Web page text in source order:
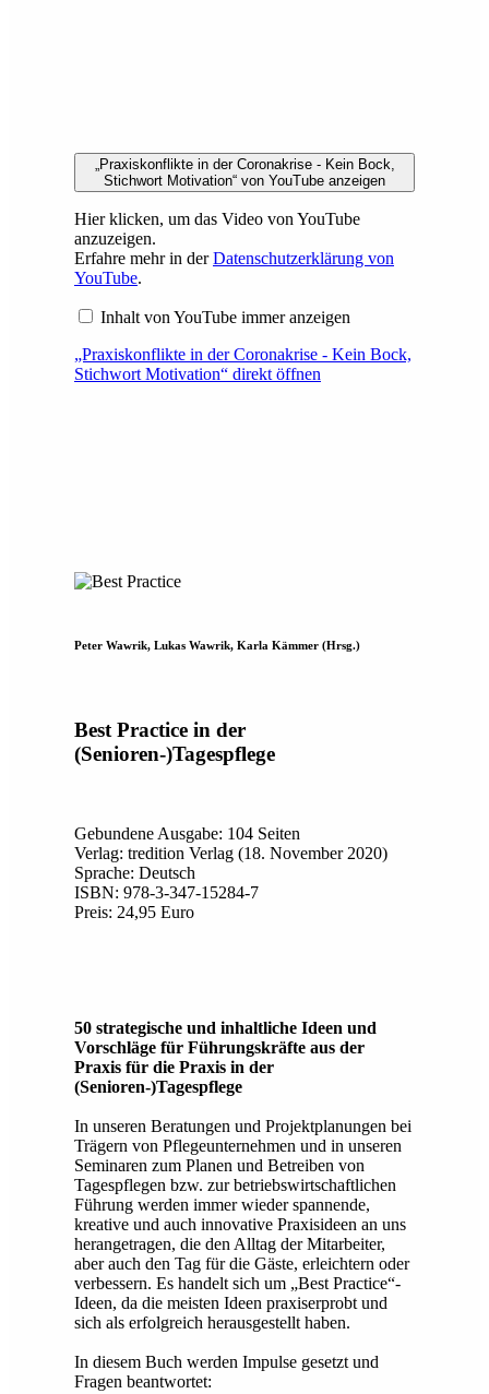
„Praxiskonflikte in der Coronakrise - Kein Bock,
Stichwort Motivation“ von YouTube anzeigen
Hier klicken, um das Video von YouTube
anzuzeigen.
Erfahre mehr in derDatenschutzerklärung von
YouTube.
Inhalt von YouTube immer anzeigen
„Praxiskonflikte in der Coronakrise - Kein Bock,
Stichwort Motivation“ direkt öffnen
Peter Wawrik, Lukas Wawrik, Karla Kämmer (Hrsg.)
Best Practice in der
(Senioren-)Tagespflege
Gebundene Ausgabe: 104 Seiten
Verlag: tredition Verlag (18. November 2020)
Sprache: Deutsch
ISBN: 978-3-347-15284-7
Preis: 24,95 Euro
50 strategische und inhaltliche Ideen und
Vorschläge für Führungskräfte aus der
Praxis für die Praxis in der
(Senioren-)Tagespflege
In unseren Beratungen und Projektplanungen bei
Trägern von Pflegeunternehmen und in unseren
Seminaren zum Planen und Betreiben von
Tagespflegen bzw. zur betriebswirtschaftlichen
Führung werden immer wieder spannende,
kreative und auch innovative Praxisideen an uns
herangetragen, die den Alltag der Mitarbeiter,
aber auch den Tag für die Gäste, erleichtern oder
verbessern. Es handelt sich um „Best Practice“-
Ideen, da die meisten Ideen praxiserprobt und
sich als erfolgreich herausgestellt haben.
In diesem Buch werden Impulse gesetzt und
Fragen beantwortet: